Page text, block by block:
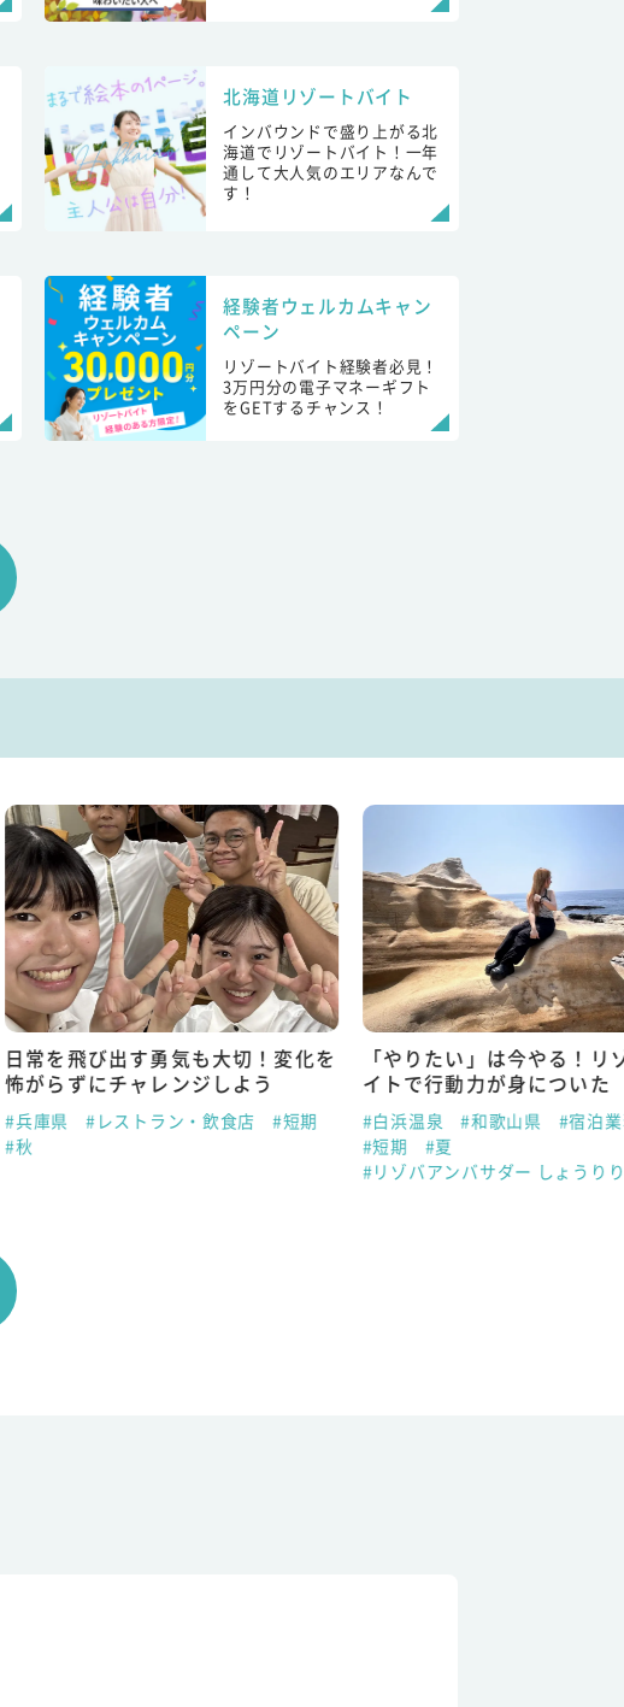
北海道リゾートバイト
インバウンドで盛り上がる北
海道でリゾートバイト！一年
通して大人気のエリアなんで
す！
経験者ウェルカムキャン
ペーン
リゾートバイト経験者必見！
3万円分の電子マネーギフト
をGETするチャンス！
日常を飛び出す勇気も大切！変化を
怖がらずにチャレンジしよう
#兵庫県 #レストラン・飲食店
#短期
#秋
「やりたい」は今やる！リ
イトで行動力が身についた
#白浜温泉 #和歌山県
#宿泊
#短期
#夏
#リゾバアンバサダー しょうり